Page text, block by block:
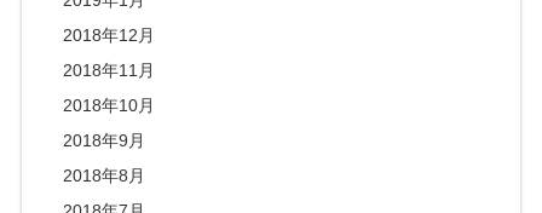
2018年12月
2018年11月
2018年10月
2018年9月
2018年8月